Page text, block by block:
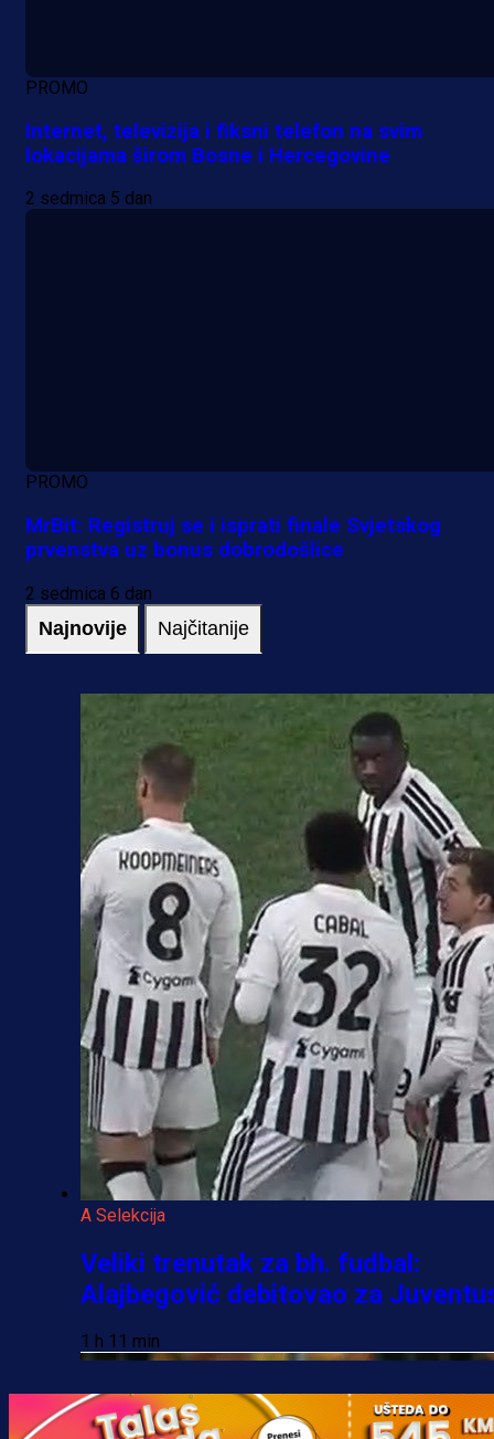
PROMO
Internet, televizija i fiksni telefon na svim
lokacijama širom Bosne i Hercegovine
2 sedmica 5 dan
PROMO
MrBit: Registruj se i isprati finale Svjetskog
prvenstva uz bonus dobrodošlice
2 sedmica 6 dan
Najnovije Najčitanije
A Selekcija
Veliki trenutak za bh. fudbal:
Alajbegović debitovao za
1 h 11 min